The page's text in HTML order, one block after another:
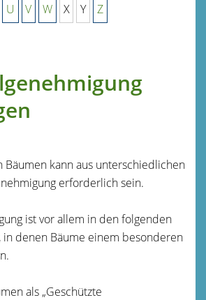
U V W X Y Z
Bäumen kann aus unterschiedlichen
erforderlich sein.
ist vor allem in den folgenden
in denen Bäume einem besonderen
als „Geschützte